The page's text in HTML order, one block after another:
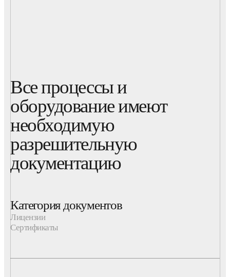
Все процессы и
оборудование имеют
необходимую
разрешительную
документацию
Категория документов
Лицензии
Сертификаты